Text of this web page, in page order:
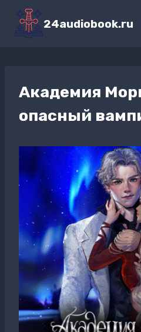
Перейти
содержимому
24audiobook.ru
Академия
опасный